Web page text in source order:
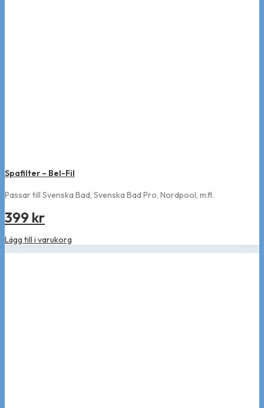
Spafilter – Bel-Fil
Passar till Svenska Bad, Svenska Bad Pro, Nordpool, m.fl.
399 kr
Lägg till i varukorg